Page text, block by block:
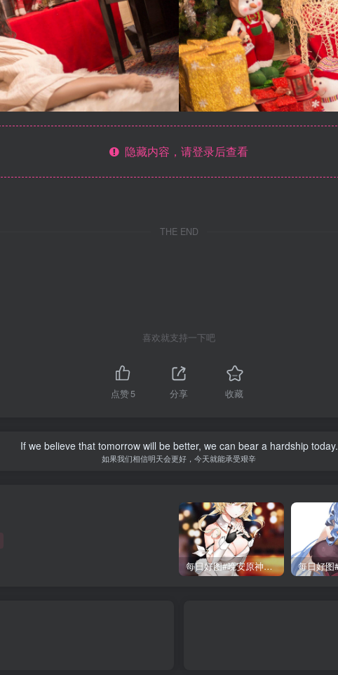
隐藏内容，请登录后查看
THE END
喜欢就支持一下吧
点赞5 分享 收藏
If we believe that tomorrow will be better, we can bear a hardship today.
如果我们相信明天会更好，今天就能承受艰辛
每日好图#晚安原神【221015】